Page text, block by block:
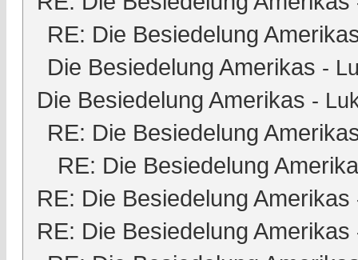
RE: Die Besiedelung
Die Besiedelung Amerikas -
Die Besiedelung Amerikas -
RE: Die Besiedelung
RE: Die Besiedelung
RE: Die Besiedelung Amerikas
RE: Die Besiedelung Amerikas